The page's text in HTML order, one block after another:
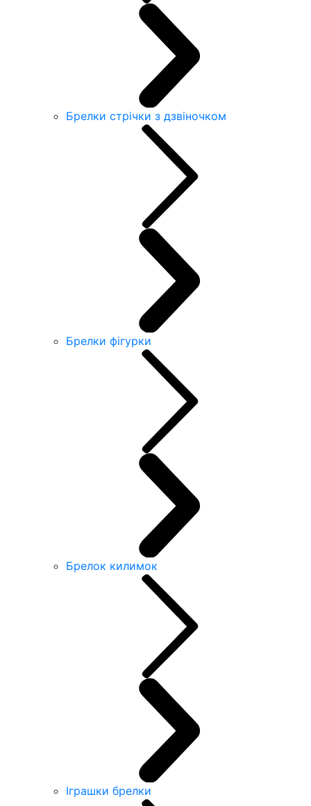
Брелки стрічки з дзвіночком
Брелки фігурки
Брелок килимок
Іграшки брелки